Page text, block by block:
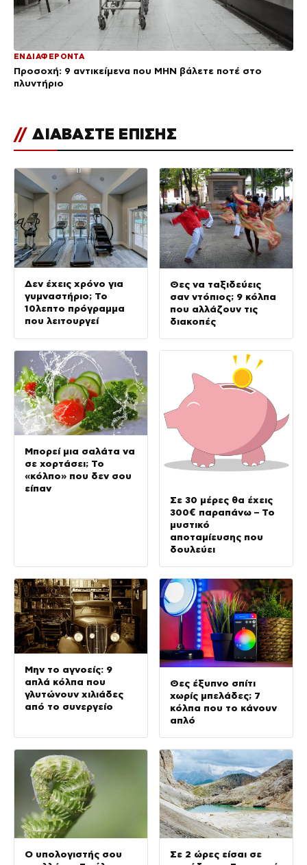
ΕΝΔΙΑΦΕΡΟΝΤΑ
Προσοχή: 9 αντικείμενα που ΜΗΝ βάλετε ποτέ στο
πλυντήριο
// ΔΙΑΒΑΣΤΕ ΕΠΙΣΗΣ
Δεν έχεις χρόνο για
γυμναστήριο; Το
10λεπτο πρόγραμμα
που λειτουργεί
Θες να ταξιδεύεις
σαν ντόπιος; 9 κόλπα
που αλλάζουν τις
διακοπές
Μπορεί μια σαλάτα να
σε χορτάσει; Το
«κόλπο» που δεν σου
είπαν
Σε 30 μέρες θα έχεις
300€ παραπάνω – Το
μυστικό
αποταμίευσης που
δουλεύει
Μην το αγνοείς: 9
απλά κόλπα που
γλυτώνουν χιλιάδες
από το συνεργείο
Θες έξυπνο σπίτι
χωρίς μπελάδες; 7
κόλπα που το κάνουν
απλό
Ο υπολογιστής σου
Σε 2 ώρες είσαι σε